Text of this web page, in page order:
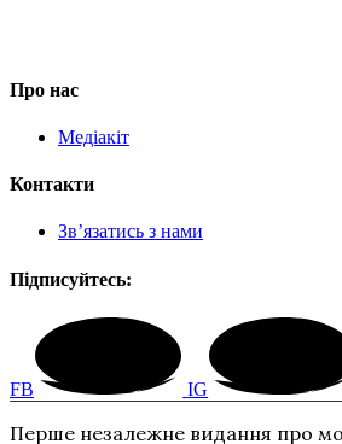
Про нас
Медіакіт
Контакти
Зв’язатись з нами
Підписуйтесь:
FB IG
Перше незалежне видання про